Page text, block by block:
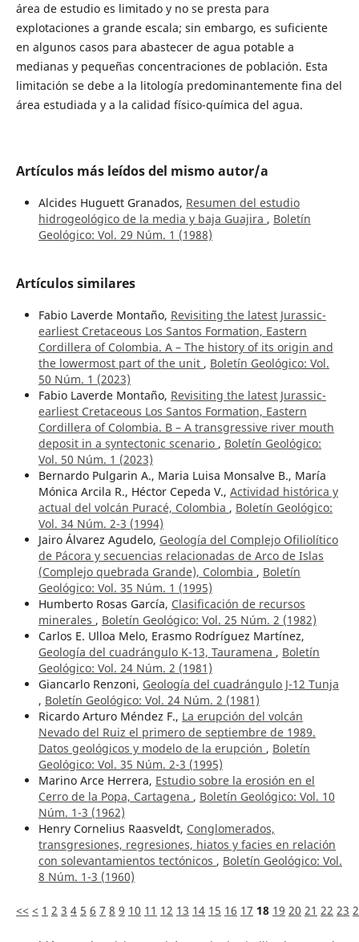
área de estudio es limitado y no se presta para
explotaciones a grande escala; sin embargo, es suficiente
en algunos casos para abastecer de agua potable a
medianas y pequeñas concentraciones de población. Esta
limitación se debe a la litología predominantemente fina del
área estudiada y a la calidad físico-química del agua.
Artículos más leídos del mismo autor/a
Alcides Huguett Granados, Resumen del estudio
hidrogeológico de la media y baja Guajira , Boletín
Geológico: Vol. 29 Núm. 1 (1988)
Artículos similares
Fabio Laverde Montaño, Revisiting the latest Jurassic-
earliest Cretaceous Los Santos Formation, Eastern
Cordillera of Colombia. A – The history of its origin and
the lowermost part of the unit , Boletín Geológico: Vol.
50 Núm. 1 (2023)
Fabio Laverde Montaño, Revisiting the latest Jurassic-
earliest Cretaceous Los Santos Formation, Eastern
Cordillera of Colombia. B – A transgressive river mouth
deposit in a syntectonic scenario , Boletín Geológico:
Vol. 50 Núm. 1 (2023)
Bernardo Pulgarin A., Maria Luisa Monsalve B., María
Mónica Arcila R., Héctor Cepeda V., Actividad histórica y
actual del volcán Puracé, Colombia , Boletín Geológico:
Vol. 34 Núm. 2-3 (1994)
Jairo Álvarez Agudelo, Geología del Complejo Ofiliolítico
de Pácora y secuencias relacionadas de Arco de Islas
(Complejo quebrada Grande), Colombia , Boletín
Geológico: Vol. 35 Núm. 1 (1995)
Humberto Rosas García, Clasificación de recursos
minerales , Boletín Geológico: Vol. 25 Núm. 2 (1982)
Carlos E. Ulloa Melo, Erasmo Rodríguez Martínez,
Geología del cuadrángulo K-13, Tauramena , Boletín
Geológico: Vol. 24 Núm. 2 (1981)
Giancarlo Renzoni, Geología del cuadrángulo J-12 Tunja
, Boletín Geológico: Vol. 24 Núm. 2 (1981)
Ricardo Arturo Méndez F., La erupción del volcán
Nevado del Ruiz el primero de septiembre de 1989.
Datos geológicos y modelo de la erupción , Boletín
Geológico: Vol. 35 Núm. 2-3 (1995)
Marino Arce Herrera, Estudio sobre la erosión en el
Cerro de la Popa, Cartagena , Boletín Geológico: Vol. 10
Núm. 1-3 (1962)
Henry Cornelius Raasveldt, Conglomerados,
transgresiones, regresiones, hiatos y facies en relación
con solevantamientos tectónicos , Boletín Geológico: Vol.
8 Núm. 1-3 (1960)
<< < 1 2 3 4 5 6 7 8 9 10 11 12 13 14 15 16 17 18 19 20 21 22 23